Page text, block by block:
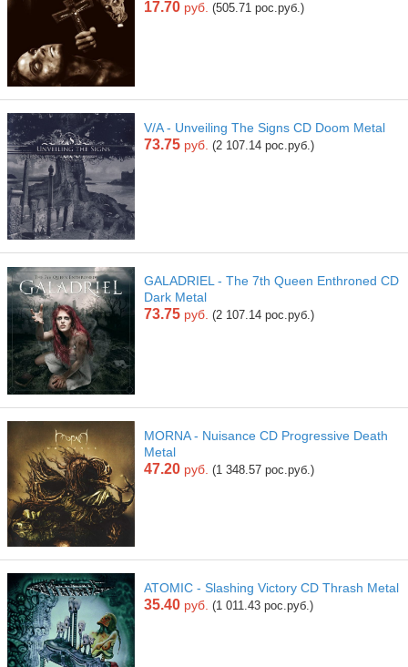
17.70 руб. (505.71 рос.руб.)
V/A - Unveiling The Signs CD Doom Metal
73.75 руб. (2 107.14 рос.руб.)
GALADRIEL - The 7th Queen Enthroned CD
Dark Metal
73.75 руб. (2 107.14 рос.руб.)
MORNA - Nuisance CD Progressive Death
Metal
47.20 руб. (1 348.57 рос.руб.)
ATOMIC - Slashing Victory CD Thrash Metal
35.40 руб. (1 011.43 рос.руб.)